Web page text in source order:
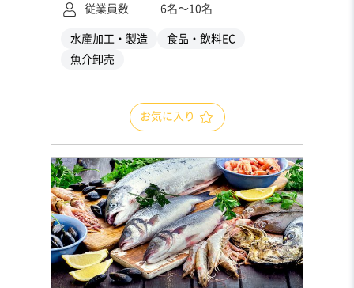
従業員数
6名〜10名
水産加工・製造
食品・飲料EC
魚介卸売
お気に入り